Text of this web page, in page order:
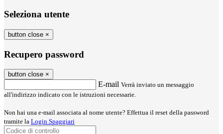
Seleziona utente
button close ×
Recupero password
button close ×
E-mail Verrà inviato un messaggio
all'indirizzo indicato con le istruzioni necessarie.
Non hai una e-mail associata al nome utente? Effettua il reset della password
tramite la Login Spaggiari